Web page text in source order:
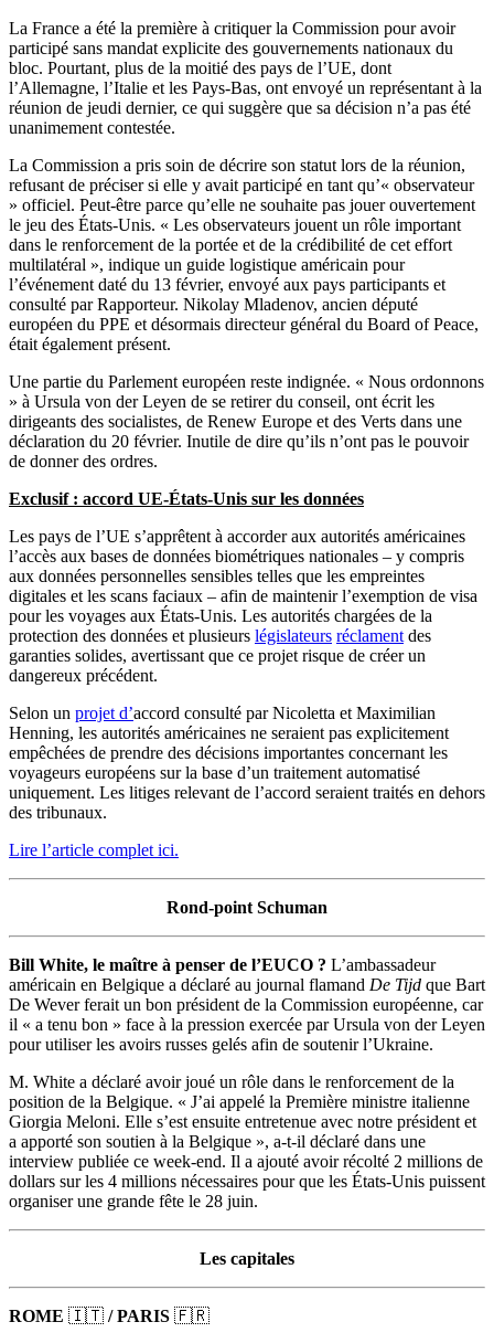
La France a été la première à critiquer la Commission pour avoir
participé sans mandat explicite des gouvernements nationaux du
bloc. Pourtant, plus de la moitié des pays de l’UE, dont
l’Allemagne, l’Italie et les Pays-Bas, ont envoyé un représentant à la
réunion de jeudi dernier, ce qui suggère que sa décision n’a pas été
unanimement contestée.
La Commission a pris soin de décrire son statut lors de la réunion,
refusant de préciser si elle y avait participé en tant qu’« observateur
» officiel. Peut-être parce qu’elle ne souhaite pas jouer ouvertement
le jeu des États-Unis. « Les observateurs jouent un rôle important
dans le renforcement de la portée et de la crédibilité de cet effort
multilatéral », indique un guide logistique américain pour
l’événement daté du 13 février, envoyé aux pays participants et
consulté par Rapporteur. Nikolay Mladenov, ancien député
européen du PPE et désormais directeur général du Board of Peace,
était également présent.
Une partie du Parlement européen reste indignée. « Nous ordonnons
» à Ursula von der Leyen de se retirer du conseil, ont écrit les
dirigeants des socialistes, de Renew Europe et des Verts dans une
déclaration du 20 février. Inutile de dire qu’ils n’ont pas le pouvoir
de donner des ordres.
Exclusif : accord UE-États-Unis sur les données
Les pays de l’UE s’apprêtent à accorder aux autorités américaines
l’accès aux bases de données biométriques nationales – y compris
aux données personnelles sensibles telles que les empreintes
digitales et les scans faciaux – afin de maintenir l’exemption de visa
pour les voyages aux États-Unis. Les autorités chargées de la
protection des données et plusieurs législateurs réclament des
garanties solides, avertissant que ce projet risque de créer un
dangereux précédent.
Selon un projet d’accord consulté par Nicoletta et Maximilian
Henning, les autorités américaines ne seraient pas explicitement
empêchées de prendre des décisions importantes concernant les
voyageurs européens sur la base d’un traitement automatisé
uniquement. Les litiges relevant de l’accord seraient traités en dehors
des tribunaux.
Lire l’article complet ici.
Rond-point Schuman
Bill White, le maître à penser de l’EUCO ? L’ambassadeur
américain en Belgique a déclaré au journal flamand De Tijd que Bart
De Wever ferait un bon président de la Commission européenne, car
il « a tenu bon » face à la pression exercée par Ursula von der Leyen
pour utiliser les avoirs russes gelés afin de soutenir l’Ukraine.
M. White a déclaré avoir joué un rôle dans le renforcement de la
position de la Belgique. « J’ai appelé la Première ministre italienne
Giorgia Meloni. Elle s’est ensuite entretenue avec notre président et
a apporté son soutien à la Belgique », a-t-il déclaré dans une
interview publiée ce week-end. Il a ajouté avoir récolté 2 millions de
dollars sur les 4 millions nécessaires pour que les États-Unis puissent
organiser une grande fête le 28 juin.
Les capitales
ROME 🇮🇹 / PARIS 🇫🇷